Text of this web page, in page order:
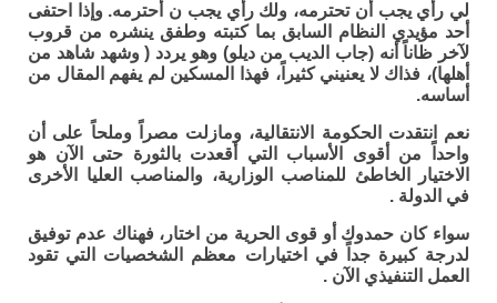
لي رأي يجب أن تحترمه، ولك رأي يجب ن أحترمه. وإذا احتفى
أحد مؤيدي النظام السابق بما كتبته وطفق ينشره من قروب
لآخر ظاناً أنه (جاب الديب من ديلو) وهو يردد ( وشهد شاهد من
أهلها)، فذاك لا يعنيني كثيراً، فهذا المسكين لم يفهم المقال من
أساسه.
نعم انتقدت الحكومة الانتقالية، ومازلت مصراً وملحاً على أن
واحداً من أقوى الأسباب التي أقعدت بالثورة حتى الآن هو
الاختيار الخاطئ للمناصب الوزارية، والمناصب العليا الأخرى
في الدولة .
سواء كان حمدوك أو قوى الحرية من اختار، فهناك عدم توفيق
لدرجة كبيرة جداً في اختيارات معظم الشخصيات التي تقود
العمل التنفيذي الآن .